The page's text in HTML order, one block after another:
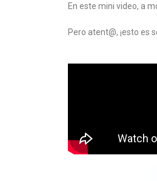
En este mini video, a
Pero atent@, ¡esto es